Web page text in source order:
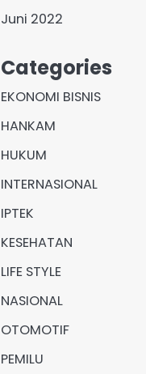
Juni 2022
Categories
EKONOMI BISNIS
HANKAM
HUKUM
INTERNASIONAL
IPTEK
KESEHATAN
LIFE STYLE
NASIONAL
OTOMOTIF
PEMILU